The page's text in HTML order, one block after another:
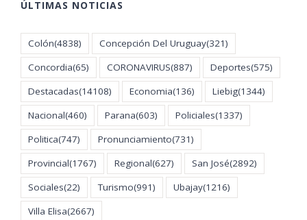
ÚLTIMAS NOTICIAS
Colón(4838) Concepción Del Uruguay(321)
Concordia(65) CORONAVIRUS(887) Deportes(575)
Destacadas(14108) Economia(136) Liebig(1344)
Nacional(460) Parana(603) Policiales(1337)
Politica(747) Pronunciamiento(731)
Provincial(1767) Regional(627) San José(2892)
Sociales(22) Turismo(991) Ubajay(1216)
Villa Elisa(2667)